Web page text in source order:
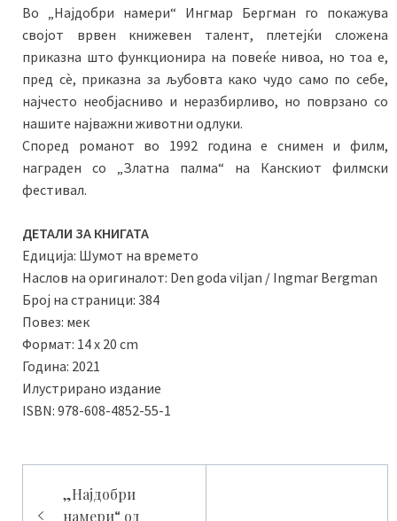
Во „Најдобри намери“ Ингмар Бергман го покажува
својот врвен книжевен талент, плетејќи сложена
приказна што функционира на повеќе нивоа, но тоа е,
пред сè, приказна за љубовта како чудо само по себе,
најчесто необјасниво и неразбирливо, но поврзано со
нашите најважни животни одлуки.
Според романот во 1992 година е снимен и филм,
награден со „Златна палма“ на Канскиот филмски
фестивал.
ДЕТАЛИ ЗА КНИГАТА
Едиција: Шумот на времето
Наслов на оригиналот: Den goda viljan / Ingmar Bergman
Број на страници: 384
Повез: мек
Формат: 14 x 20 cm
Година: 2021
Илустрирано издание
ISBN: 978-608-4852-55-1
Навигација
„Најдобри
намери“ од